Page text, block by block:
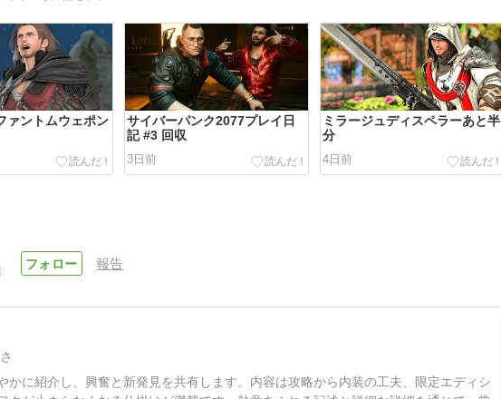
ァントムウェポン
サイバーパンク2077プレイ日
記 #3 回収
3日前
ミラージュディスペラーあと半
分
4日前
報告
かに紹介し、興奮と新発見を共有します。内容は攻略から内装の工夫、限定エディシ